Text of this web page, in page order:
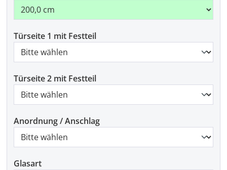
Türseite 1 mit Festteil
Türseite 2 mit Festteil
Anordnung / Anschlag
Glasart